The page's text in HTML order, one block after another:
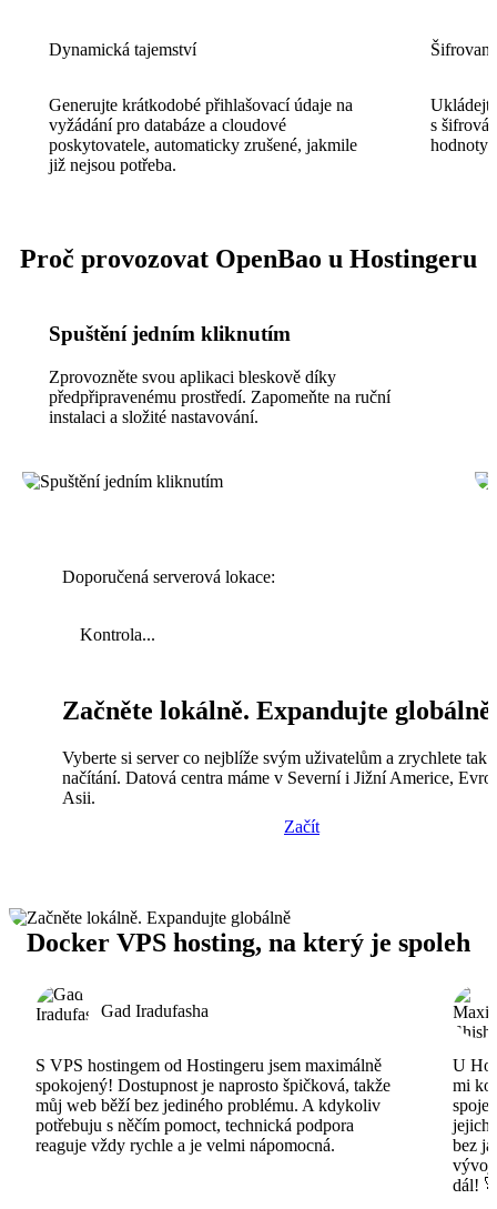
Dynamická tajemství
Generujte krátkodobé přihlašovací údaje na
vyžádání pro databáze a cloudové
poskytovatele, automaticky zrušené, jakmile
již nejsou potřeba.
s
hodnoty
Proč provozovat OpenBao u Hostingeru
Spuštění jedním kliknutím
Zprovozněte svou aplikaci bleskově díky
předpřipravenému prostředí. Zapomeňte na ruční
instalaci a složité nastavování.
Doporučená serverová lokace:
Kontrola...
Začněte lokálně. Expandujte globálně
Vyberte si server co nejblíže svým uživatelům a zrychlete tak
načítání. Datová centra máme v Severní i Jižní Americe,
Asii.
Začít
Docker VPS hosting, na který je spoleh
Gad Iradufasha
S VPS hostingem od Hostingeru jsem maximálně
spokojený! Dostupnost je naprosto špičková, takže
můj web běží bez jediného problému. A kdykoliv
potřebuju s něčím pomoct, technická podpora
reaguje vždy rychle a je velmi nápomocná.
U
mi
jejich
bez
dál!